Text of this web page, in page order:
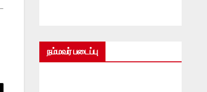
நம்மவர் படைப்பு